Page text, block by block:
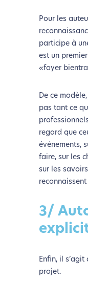
Pour les
participe à
est un
«foyer
De ce
pas tant ce
regard que
événements,
faire, sur les
sur les
3/
Enfin, il s’agit
projet.